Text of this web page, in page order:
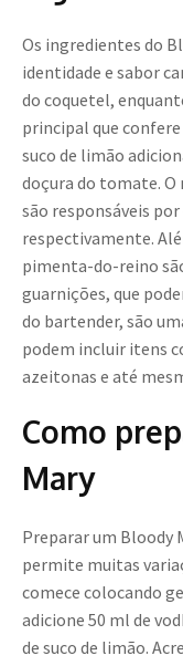
Os ingredientes do
identidade e sabor
do coquetel,
principal que
suco de limão
doçura do tomate.
são responsáveis
respectivamente.
pimenta-do-reino
guarnições, que
do bartender, são
podem incluir itens
azeitonas e até
Como
Mary
Preparar um Bloody
permite muitas
comece colocando
adicione 50 ml de
de suco de limão.